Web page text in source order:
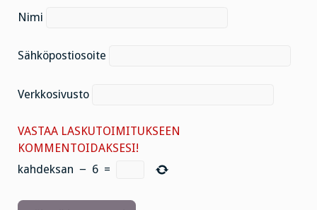
Nimi
Sähköpostiosoite
Verkkosivusto
VASTAA LASKUTOIMITUKSEEN
KOMMENTOIDAKSESI!
kahdeksan − 6 =